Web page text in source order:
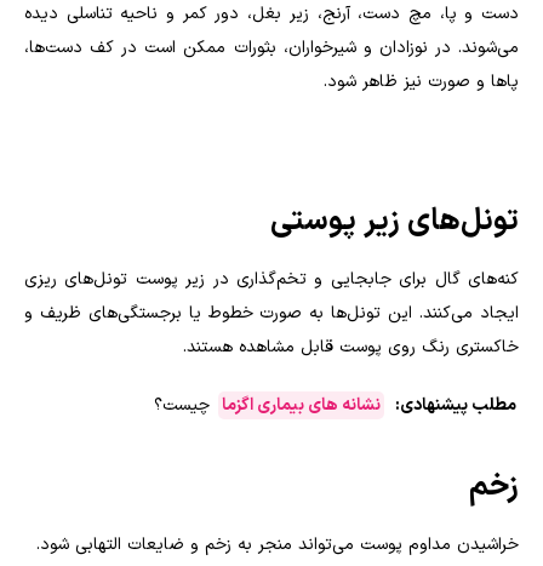
دست و پا، مچ دست، آرنج، زیر بغل، دور کمر و ناحیه تناسلی دیده
می‌شوند. در نوزادان و شیرخواران، بثورات ممکن است در کف دست‌ها،
پاها و صورت نیز ظاهر شود.
تونل‌های زیر پوستی
کنه‌های گال برای جابجایی و تخم‌گذاری در زیر پوست تونل‌های ریزی
ایجاد می‌کنند. این تونل‌ها به صورت خطوط یا برجستگی‌های ظریف و
خاکستری رنگ روی پوست قابل مشاهده هستند.
مطلب پیشنهادی: نشانه های بیماری اگزما چیست؟
زخم
خراشیدن مداوم پوست می‌تواند منجر به زخم و ضایعات التهابی شود.